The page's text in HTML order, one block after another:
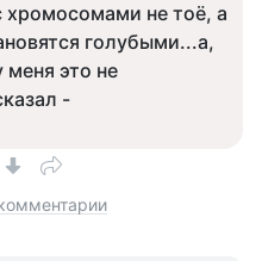
хромосомами не тоё, а
голубыми...а,
меня это не
-